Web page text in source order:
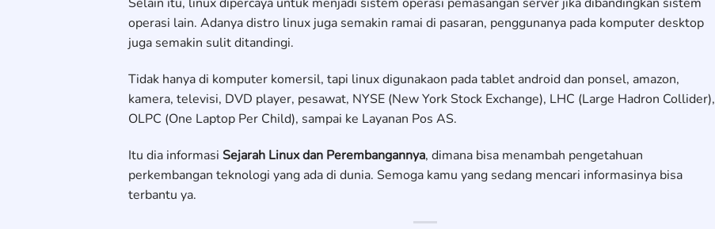
operasi lain. Adanya distro linux juga semakin ramai di pasaran, penggunanya pada komputer desktop
juga semakin sulit ditandingi.
Tidak hanya di komputer komersil, tapi linux digunakaon pada tablet android dan ponsel, amazon,
kamera, televisi, DVD player, pesawat, NYSE (New York Stock Exchange), LHC (Large Hadron Collider),
OLPC (One Laptop Per Child), sampai ke Layanan Pos AS.
Itu dia informasi Sejarah Linux dan Perembangannya, dimana bisa menambah pengetahuan
perkembangan teknologi yang ada di dunia. Semoga kamu yang sedang mencari informasinya bisa
terbantu ya.